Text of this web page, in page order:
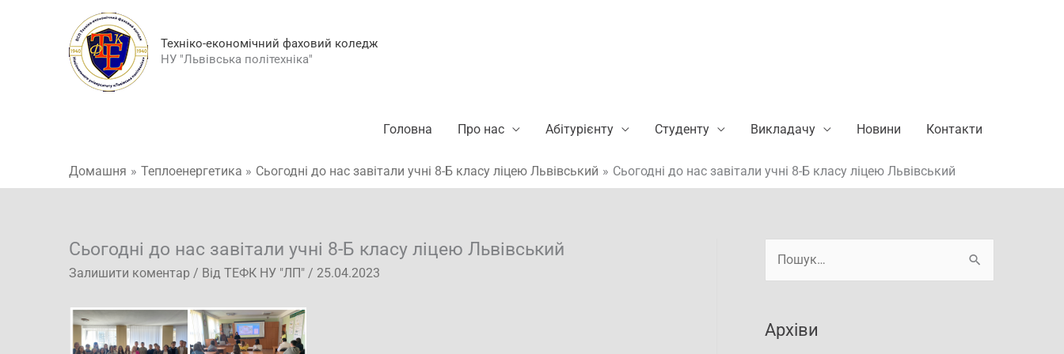
Техніко-економічний фаховий коледж
НУ "Львівська політехніка"
Головна Про нас Абітурієнту Студенту Викладачу Новини Контакти
Домашня Теплоенергетика Сьогодні до нас завітали учні 8-Б класу ліцею Львівський Сьогодні до нас завітали учні 8-Б класу ліцею Львівський
Сьогодні до нас завітали учні 8-Б класу ліцею Львівський
Залишити коментар / Від ТЕФК НУ "ЛП" / 25.04.2023
аАрхіви